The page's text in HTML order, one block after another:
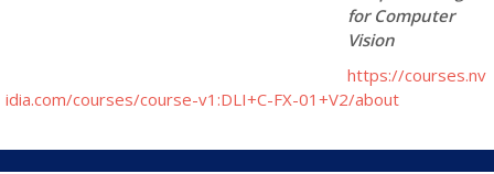
for Computer
Vision
https://courses.nv
idia.com/courses/course-v1:DLI+C-FX-01+V2/about